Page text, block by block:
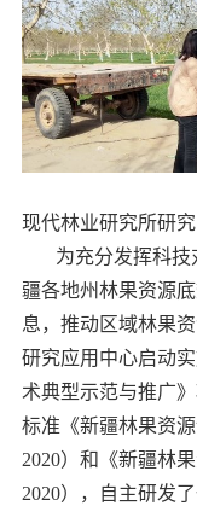
新疆
现代林业研究所研
为充分发挥科技
疆各地州林果资源
息，推动区域林果
研究应用中心启动
术典型示范与推广
标准《新疆林果资
2020）和《新疆林
2020），自主研发